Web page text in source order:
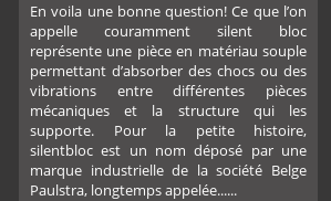
En voila une bonne question! Ce que l’on
appelle couramment silent bloc
représente une pièce en matériau souple
permettant d’absorber des chocs ou des
vibrations entre différentes pièces
mécaniques et la structure qui les
supporte. Pour la petite histoire,
silentbloc est un nom déposé par une
marque industrielle de la société Belge
Paulstra, longtemps appelée......